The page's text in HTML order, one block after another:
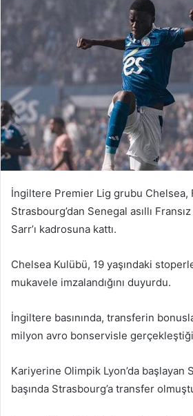
göndermek
İngiltere Premier Lig grubu Chelsea,
Strasbourg’dan Senegal asıllı
Sarr’ı kadrosuna kattı.
Chelsea Kulübü, 19 yaşındaki
mukavele imzalandığını duyurdu.
İngiltere basınında, transferin
milyon avro bonservisle
Kariyerine Olimpik Lyon’da başlayan
başında Strasbourg’a transfer